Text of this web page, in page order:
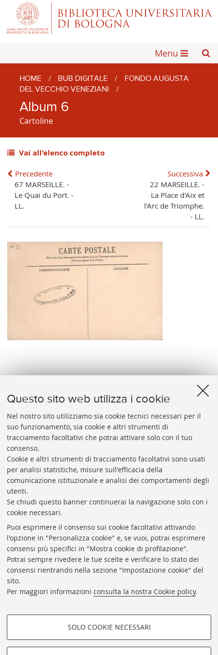
Questo sito web utilizza i cookie
Nel nostro sito utilizziamo sia cookie tecnici necessari per il
suo funzionamento, sia cookie e altri strumenti di
tracciamento facoltativi che potrai attivare solo con il tuo
consenso.
Cookie e altri strumenti di tracciamento facoltativi sono usati
per analisi statistiche, misure sull'efficacia della
comunicazione istituzionale e analisi dei comportamenti degli
utenti.
Se chiudi questo banner continuerai la navigazione solo con i
cookie necessari.
Puoi esprimere il consenso sui cookie facoltativi attivando
l'opzione in "Personalizza cookie" e, se vuoi, potrai esprimere
consensi più specifici in "Mostra cookie di profilazione".
Potrai sempre rivedere le tue scelte e verificare lo stato dei
consensi rientrando nella sezione "Impostazione cookie" del
sito.
Per maggiori informazioni consulta la nostra Cookie policy.
COOKIE DI PROFILAZIONE -
FACOLTATIVI
SOLO COOKIE NECESSARI
Menu
HOME / BUB DIGITALE /
FONDO AUGUSTA
DEL VECCHIO VENEZIANI
/
Album 6
Cartoline
Vai all'elenco completo
Precedente
67 MARSEILLE. -
Le Quai du Port. -
LL.
Successiva
22 MARSEILLE. -
La Place d'Aix et
l'Arc de Triomphe.
- LL.
UNIVERSITARIA
Presidente: prof. Francesco Citti
Coordinatrice gestionale: Maria Pia Torricelli
Responsabile Amministrativo: Luigia Di Pumpo
Via Zamboni, 33/35 - 40126 Bologna (BO)
Tel. +39 051 2088306 - Fax +39 051 2088385
bub.info@unibo.it
bub.biblioteca@pec.unibo.it
Dove siamo
Orario dei servizi
Helpdesk
Rubrica di Ateneo
Privacy e note legali